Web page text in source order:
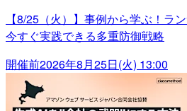
【8/25（火）】事例から学ぶ！ラ
今すぐ実践できる多重防御戦略
開催前2026年8月25日(火) 13:00